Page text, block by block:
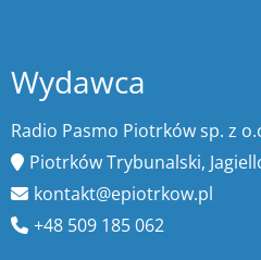
Wydawca
Radio Pasmo Piotrków sp. z
Piotrków Trybunalski,
kontakt@epiotrkow.pl
+48 509 185 062